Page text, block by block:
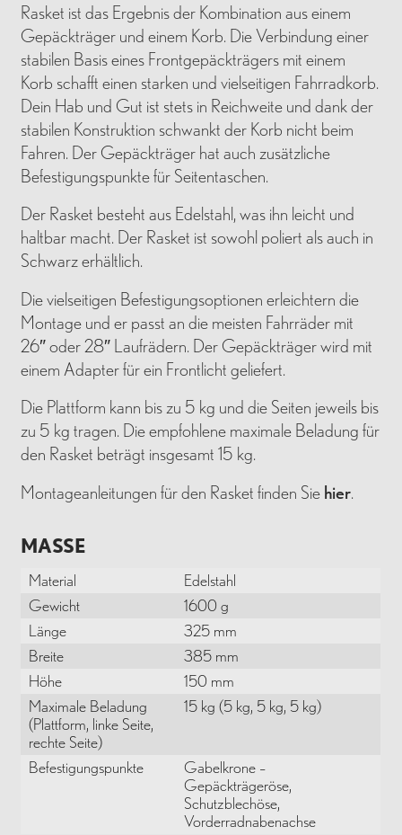
Rasket ist das Ergebnis der Kombination aus einem
Gepäckträger und einem Korb. Die Verbindung einer
stabilen Basis eines Frontgepäckträgers mit einem
Korb schafft einen starken und vielseitigen Fahrradkorb.
Dein Hab und Gut ist stets in Reichweite und dank der
stabilen Konstruktion schwankt der Korb nicht beim
Fahren. Der Gepäckträger hat auch zusätzliche
Befestigungspunkte für Seitentaschen.
Der Rasket besteht aus Edelstahl, was ihn leicht und
haltbar macht. Der Rasket ist sowohl poliert als auch in
Schwarz erhältlich.
Die vielseitigen Befestigungsoptionen erleichtern die
Montage und er passt an die meisten Fahrräder mit
26″ oder 28″ Laufrädern. Der Gepäckträger wird mit
einem Adapter für ein Frontlicht geliefert.
Die Plattform kann bis zu 5 kg und die Seiten jeweils bis
zu 5 kg tragen. Die empfohlene maximale Beladung für
den Rasket beträgt insgesamt 15 kg.
Montageanleitungen für den Rasket finden Sie hier.
MASSE
Material
Edelstahl
Gewicht
1600 g
Länge
325 mm
Breite
385 mm
Höhe
150 mm
Maximale Beladung
(Plattform, linke Seite,
rechte Seite)
15 kg (5 kg, 5 kg, 5 kg)
Befestigungspunkte
Gabelkrone –
Gepäckträgeröse,
Schutzblechöse,
Vorderradnabenachse